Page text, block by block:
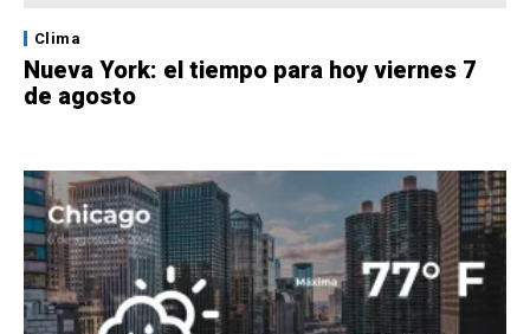
Clima
Nueva York: el tiempo para hoy viernes 7
de agosto